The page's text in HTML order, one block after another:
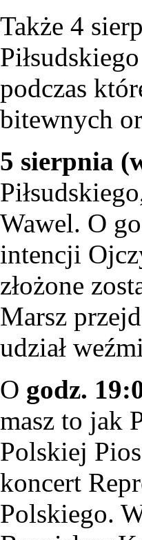
Także 4
podczas
bitewnych
5 sierpnia
Wawel. O
intencji
złożone
Marsz
udział
O godz.
masz to jak
Polskiej
koncert
Polskiego.